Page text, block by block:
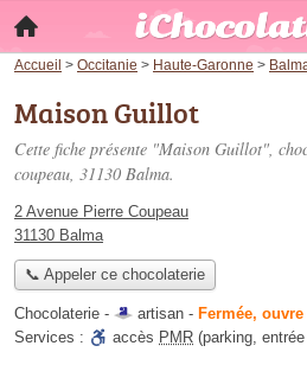
Accueil > Occitanie > Haute-Garonne >
Maison Guillot
Cette fiche présente "Maison Guillot",
coupeau, 31130 Balma.
2 Avenue Pierre Coupeau
31130 Balma
📞 Appeler ce chocolaterie
Chocolaterie - artisan - Fermée, ouvre
Services :
accès PMR (parking,